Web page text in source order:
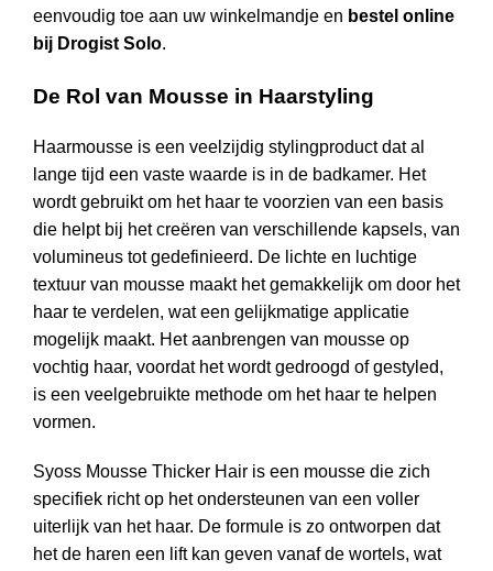
eenvoudig toe aan uw winkelmandje en bestel online
bij Drogist Solo.
De Rol van Mousse in Haarstyling
Haarmousse is een veelzijdig stylingproduct dat al
lange tijd een vaste waarde is in de badkamer. Het
wordt gebruikt om het haar te voorzien van een basis
die helpt bij het creëren van verschillende kapsels, van
volumineus tot gedefinieerd. De lichte en luchtige
textuur van mousse maakt het gemakkelijk om door het
haar te verdelen, wat een gelijkmatige applicatie
mogelijk maakt. Het aanbrengen van mousse op
vochtig haar, voordat het wordt gedroogd of gestyled,
is een veelgebruikte methode om het haar te helpen
vormen.
Syoss Mousse Thicker Hair is een mousse die zich
specifiek richt op het ondersteunen van een voller
uiterlijk van het haar. De formule is zo ontworpen dat
het de haren een lift kan geven vanaf de wortels, wat